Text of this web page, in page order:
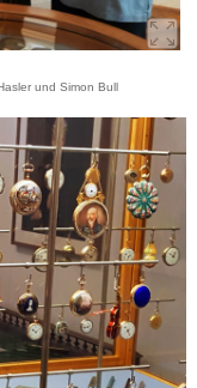
und Simon Bull